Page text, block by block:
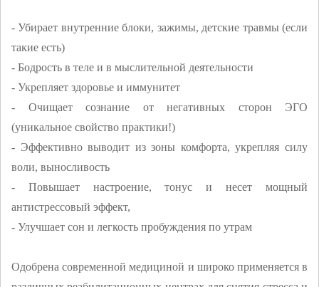
- Убирает внутренние блоки, зажимы, детские травмы (если
такие есть)
- Бодрость в теле и в мыслительной деятельности
- Укрепляет здоровье и иммунитет
- Очищает сознание от негативных сторон ЭГО
(уникальное свойство практики!)
- Эффективно выводит из зоны комфорта, укрепляя силу
воли, выносливость
- Повышает настроение, тонус и несет мощный
антистрессовый эффект,
- Улучшает сон и легкость пробуждения по утрам
Одобрена современной медициной и широко применяется в